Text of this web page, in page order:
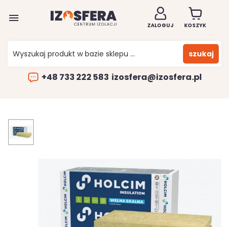

ZALOGUJ KOSZYK
szukaj
+48 733 222 583 izosfera@izosfera.pl